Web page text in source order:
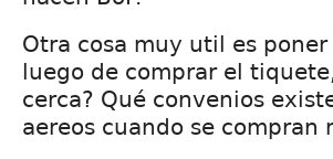
Otra cosa muy util es
luego de comprar el
cerca? Qué convenios
aereos cuando se